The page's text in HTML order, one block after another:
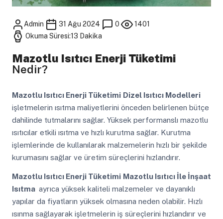
Admin 31 Ağu 2024 0
1401
Okuma Süresi:13 Dakika
Mazotlu Isıtıcı Enerji Tüketimi
Nedir?
Mazotlu Isıtıcı Enerji Tüketimi Dizel Isıtıcı Modelleri
işletmelerin ısıtma maliyetlerini önceden belirlenen bütçe
dahilinde tutmalarını sağlar. Yüksek performanslı mazotlu
ısıtıcılar etkili ısıtma ve hızlı kurutma sağlar. Kurutma
işlemlerinde de kullanılarak malzemelerin hızlı bir şekilde
kurumasını sağlar ve üretim süreçlerini hızlandırır.
Mazotlu Isıtıcı Enerji Tüketimi Mazotlu Isıtıcı İle İnşaat
Isıtma ayrıca yüksek kaliteli malzemeler ve dayanıklı
yapılar da fiyatların yüksek olmasına neden olabilir. Hızlı
ısınma sağlayarak işletmelerin iş süreçlerini hızlandırır ve